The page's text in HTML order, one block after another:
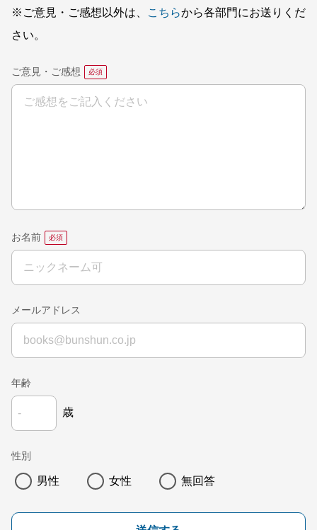
※ご意見・ご感想以外は、
こちらから各部門にお送りくだ
さい。
ご意見・ご感想
お名前
メールアドレス
年齢
歳
性別
男性 女性 無回答